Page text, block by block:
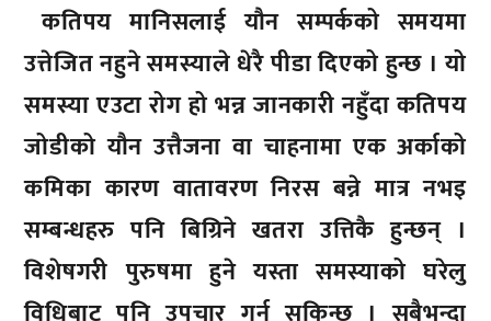
कतिपय मानिसलाई यौन सम्पर्कको समयमा
उत्तेजित नहुने समस्याले धेरै पीडा दिएको हुन्छ । यो
समस्या एउटा रोग हो भन्न जानकारी नहुँदा कतिपय
जोडीको यौन उत्तैजना वा चाहनामा एक अर्काको
कमिका कारण वातावरण निरस बन्ने मात्र नभइ
सम्बन्धहरु पनि बिग्रिने खतरा उत्तिकै हुन्छन् ।
विशेषगरी पुरुषमा हुने यस्ता समस्याको घरेलु